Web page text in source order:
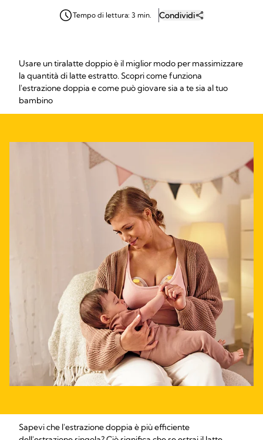
Tempo di lettura: 3 min. Condividi
Usare un tiralatte doppio è il miglior modo per massimizzare
la quantità di latte estratto. Scopri come funziona
l'estrazione doppia e come può giovare sia a te sia al tuo
bambino
Sapevi che l'estrazione doppia è più efficiente